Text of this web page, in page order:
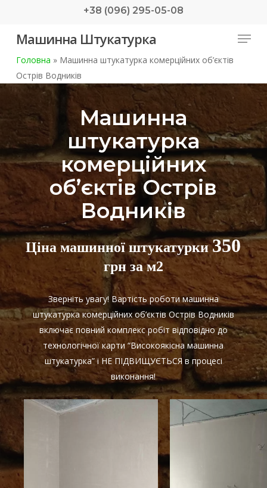
main
+38 (096) 295-05-08
Машинна Штукатурка Menu
Головна »Машинна штукатурка комерційних об’єктів
Острів Водників
Машинна
штукатурка
комерційних
об’єктів Острів
Водників
Ціна машинної штукатурки350
грн за м2
Зверніть увагу! Вартість роботи машинна
штукатурка комерційних об’єктів Острів Водників
включає повний комплекс робіт відповідно до
технологічної карти “Високоякісна машинна
штукатурка” і НЕ ПІДВИЩУЄТЬСЯ в процесі
виконання!